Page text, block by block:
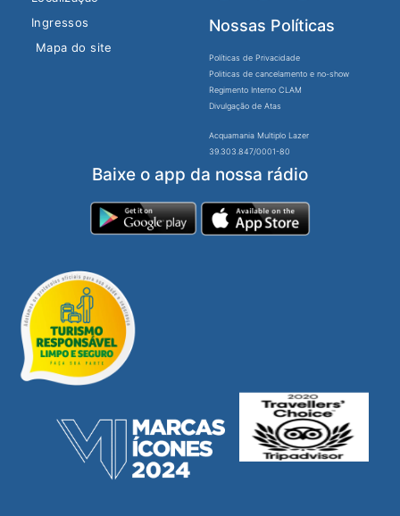
Ingressos
Mapa do site
Nossas Políticas
Políticas de Privacidade
Politicas de cancelamento e no-show
Regimento Interno CLAM
Divulgação de Atas
Acquamania Multiplo Lazer
39.303.847/0001-80
Baixe o app da nossa rádio